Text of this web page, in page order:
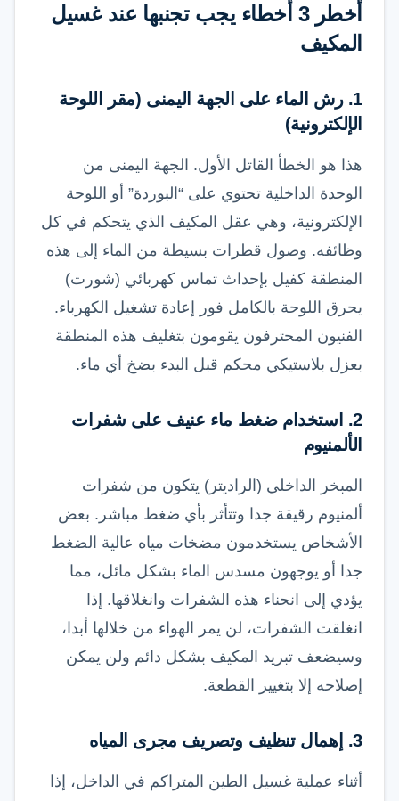
أخطر 3 أخطاء يجب تجنبها عند غسيل
المكيف
1. رش الماء على الجهة اليمنى (مقر اللوحة
الإلكترونية)
هذا هو الخطأ القاتل الأول. الجهة اليمنى من
الوحدة الداخلية تحتوي على “البوردة” أو اللوحة
الإلكترونية، وهي عقل المكيف الذي يتحكم في كل
وظائفه. وصول قطرات بسيطة من الماء إلى هذه
المنطقة كفيل بإحداث تماس كهربائي (شورت)
يحرق اللوحة بالكامل فور إعادة تشغيل الكهرباء.
الفنيون المحترفون يقومون بتغليف هذه المنطقة
بعزل بلاستيكي محكم قبل البدء بضخ أي ماء.
2. استخدام ضغط ماء عنيف على شفرات
الألمنيوم
المبخر الداخلي (الراديتر) يتكون من شفرات
ألمنيوم رقيقة جدا وتتأثر بأي ضغط مباشر. بعض
الأشخاص يستخدمون مضخات مياه عالية الضغط
جدا أو يوجهون مسدس الماء بشكل مائل، مما
يؤدي إلى انحناء هذه الشفرات وانغلاقها. إذا
انغلقت الشفرات، لن يمر الهواء من خلالها أبدا،
وسيضعف تبريد المكيف بشكل دائم ولن يمكن
إصلاحه إلا بتغيير القطعة.
3. إهمال تنظيف وتصريف مجرى المياه
أثناء عملية غسيل الطين المتراكم في الداخل، إذا